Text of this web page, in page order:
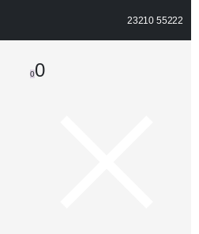
23210 55222
00